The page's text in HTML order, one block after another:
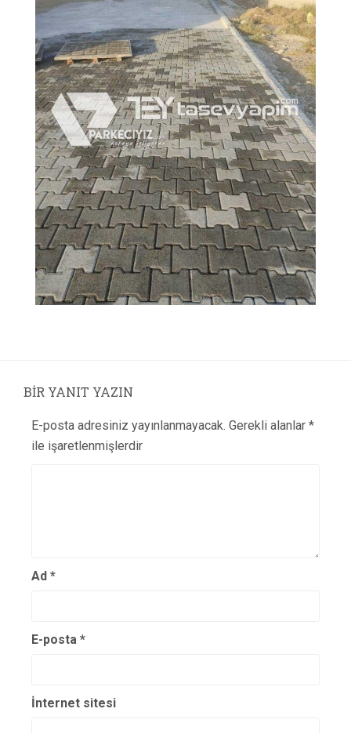
BIR YANIT YAZIN
E-posta adresiniz yayınlanmayacak. Gerekli alanlar *
ile işaretlenmişlerdir
Ad *
E-posta *
İnternet sitesi